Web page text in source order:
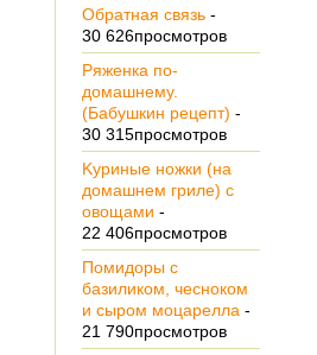
Обратная связь-
30 626просмотров
Ряженка по-
домашнему.
(Бабушкин рецепт) -
30 315просмотров
Kуриные ножки (на
домашнем гриле) с
овощами -
22 406просмотров
Помидоры с
базиликом, чесноком
и сыром моцарелла -
21 790просмотров